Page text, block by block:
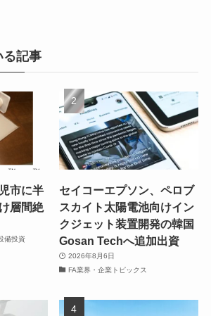
る記事
市に半
層間絶
備投資
セイコーエプソン、ペロブ
スカイト太陽電池向けイン
クジェット装置開発の韓国
Gosan Techへ追加出資
2026年8月6日
FA業界・企業トピックス